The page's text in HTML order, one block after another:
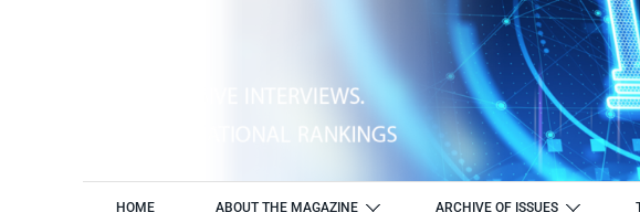
HOME ABOUT THE MAGAZINE ARCHIVE OF ISSUES